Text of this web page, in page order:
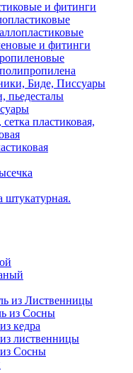
и фитинги
и фитинги
Биде, Писсуары
пьедесталы
пластиковая,
штукатурная.
из Лиственницы
из Сосны
кедра
лиственницы
Сосны